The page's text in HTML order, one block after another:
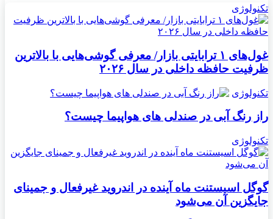
تکنولوژی
غول‌های ۱ ترابایتی بازار/ معرفی گوشی‌هایی با بالاترین
ظرفیت حافظه داخلی در سال ۲۰۲۶
تکنولوژی
راز رنگ آبی در صندلی های هواپیما چیست؟
تکنولوژی
گوگل اسیستنت ماه آینده در اندروید غیرفعال و جمینای
جایگزین آن می‌شود